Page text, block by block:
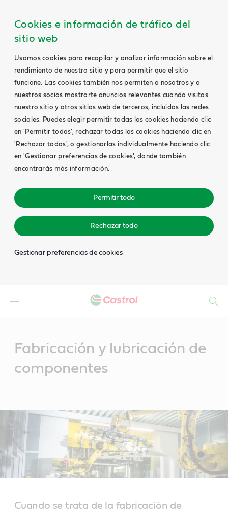
Cookies e información de tráfico del
sitio web
Usamos cookies para recopilar y analizar información sobre el
rendimiento de nuestro sitio y para permitir que el sitio
funcione. Las cookies también nos permiten a nosotros y a
nuestros socios mostrarte anuncios relevantes cuando visitas
nuestro sitio y otros sitios web de terceros, incluidas las redes
sociales. Puedes elegir permitir todas las cookies haciendo clic
en 'Permitir todas', rechazar todas las cookies haciendo clic en
'Rechazar todas', o gestionarlas individualmente haciendo clic
en 'Gestionar preferencias de cookies', donde también
encontrarás más información.
Permitir todo
Rechazar todo
Gestionar preferencias de cookies
Fabricación y lubricación de
componentes
Cuando se trata de la fabricación de